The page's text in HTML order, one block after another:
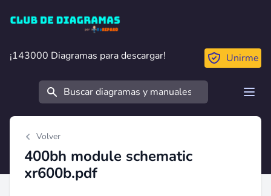
Club de Diagramas
¡143000 Diagramas para descargar!
¡143000 Diagramas para descargar! Unirme
Buscar
Volver
400bh module schematic
xr600b.pdf